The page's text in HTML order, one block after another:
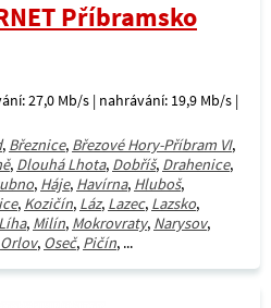
Příbramsko
27,0 Mb/s | nahrávání: 19,9 Mb/s |
, Březnice, Březové Hory-Příbram VI,
, Dlouhá Lhota, Dobříš, Drahenice,
, Háje, Havírna, Hluboš,
, Kozičín, Láz, Lazec, Lazsko,
Líha, Milín, Mokrovraty, Narysov,
Orlov, Oseč, Pičín, ...